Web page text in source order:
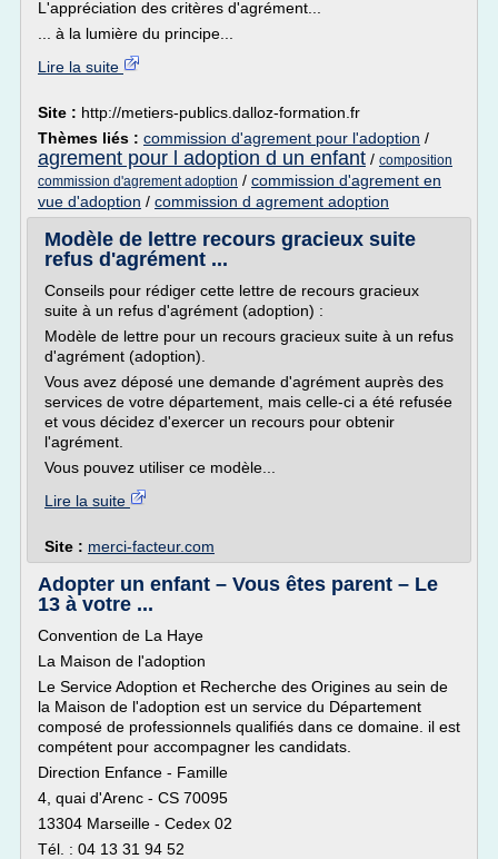
L'appréciation des critères d'agrément...
... à la lumière du principe...
Lire la suite
Site : http://metiers-publics.dalloz-formation.fr
Thèmes liés : commission d'agrement pour l'adoption /
agrement pour l adoption d un enfant / composition
commission d'agrement adoption / commission d'agrement en
vue d'adoption / commission d agrement adoption
Modèle de lettre recours gracieux suite
refus d'agrément ...
Conseils pour rédiger cette lettre de recours gracieux
suite à un refus d'agrément (adoption) :
Modèle de lettre pour un recours gracieux suite à un refus
d'agrément (adoption).
Vous avez déposé une demande d'agrément auprès des
services de votre département, mais celle-ci a été refusée
et vous décidez d'exercer un recours pour obtenir
l'agrément.
Vous pouvez utiliser ce modèle...
Lire la suite
Site : merci-facteur.com
Adopter un enfant – Vous êtes parent – Le
13 à votre ...
Convention de La Haye
La Maison de l'adoption
Le Service Adoption et Recherche des Origines au sein de
la Maison de l'adoption est un service du Département
composé de professionnels qualifiés dans ce domaine. il est
compétent pour accompagner les candidats.
Direction Enfance - Famille
4, quai d'Arenc - CS 70095
13304 Marseille - Cedex 02
Tél. : 04 13 31 94 52